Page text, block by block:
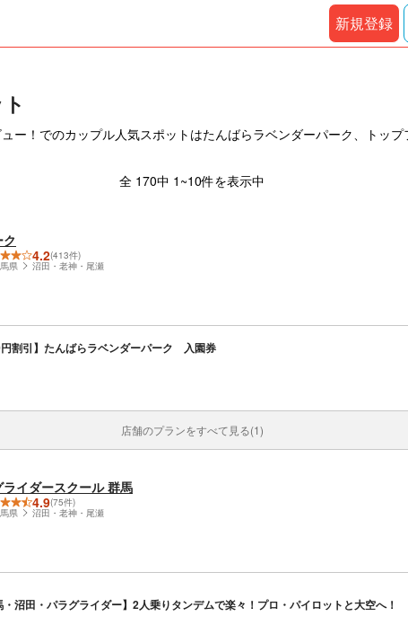
！でのカップル人気スポットはたんばらラベンダーパーク、トップ
全 170中 1~10件を表示中
4.2(413件)
県
沼田・老神・尾瀬
円割引】たんばらラベンダーパーク 入園券
店舗のプランをすべて見る(1)
イダースクール 群馬
4.9(75件)
県
沼田・老神・尾瀬
・沼田・パラグライダー】2人乗りタンデムで楽々！プロ・パイロットと大空へ！
新規登録